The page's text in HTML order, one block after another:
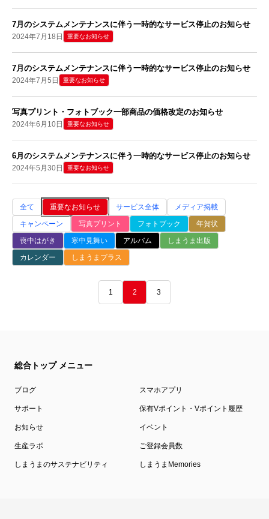
7月のシステムメンテナンスに伴う一時的なサービス停止のお知らせ
2024年7月18日 重要なお知らせ
7月のシステムメンテナンスに伴う一時的なサービス停止のお知らせ
2024年7月5日 重要なお知らせ
写真プリント・フォトブック一部商品の価格改定のお知らせ
2024年6月10日 重要なお知らせ
6月のシステムメンテナンスに伴う一時的なサービス停止のお知らせ
2024年5月30日 重要なお知らせ
全て 重要なお知らせ サービス全体
メディア掲載
キャンペーン
写真プリント フォトブック
年賀状
喪中はがき
寒中見舞い アルバム
しまうま出版
カレンダー
しまうまプラス
1 2 3
総合トップ メニュー
ブログ スマホアプリ
サポート 保有Vポイント・Vポイント履歴
お知らせ イベント
生産ラボ ご登録会員数
しまうまのサステナビリティ しまうまMemories